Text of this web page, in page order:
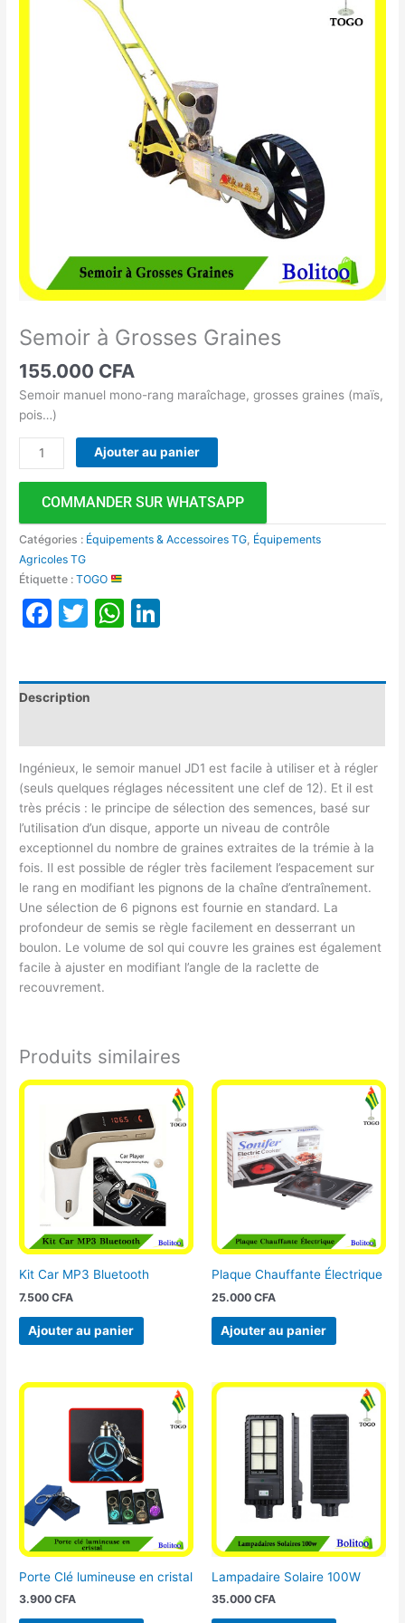
Semoir à Grosses Graines
155.000 CFA
Semoir manuel mono-rang maraîchage, grosses graines (maïs,
pois…)
Ajouter au panier
COMMANDER SUR WHATSAPP
Catégories : Équipements & Accessoires TG Équipements
Agricoles TG
Étiquette :TOGO
Facebook
TwitterWhatsApp
Description
Ingénieux, le semoir manuel JD1 est facile à utiliser et à régler
(seuls quelques réglages nécessitent une clef de 12). Et il est
très précis : le principe de sélection des semences, basé sur
l’utilisation d’un disque, apporte un niveau de contrôle
exceptionnel du nombre de graines extraites de la trémie à la
fois. Il est possible de régler très facilement l’espacement sur
le rang en modifiant les pignons de la chaîne d’entraînement.
Une sélection de 6 pignons est fournie en standard. La
profondeur de semis se règle facilement en desserrant un
boulon. Le volume de sol qui couvre les graines est également
facile à ajuster en modifiant l’angle de la raclette de
recouvrement.
Produits similaires
Kit Car MP3 Bluetooth
7.500CFA
Ajouter au panier
Plaque Chauffante Électrique
25.000 CFA
Ajouter au panier
Porte Clé lumineuse en cristal
3.900CFA
Lampadaire Solaire 100W
35.000 CFA